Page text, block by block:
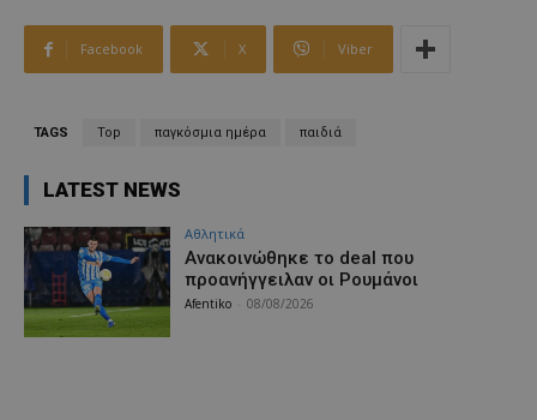
Facebook X Viber
TAGS Top παγκόσμια ημέρα παιδιά
LATEST NEWS
Αθλητικά
Aνακοινώθηκε το deal που
προανήγγειλαν οι Ρουμάνοι
Afentiko 08/08/2026